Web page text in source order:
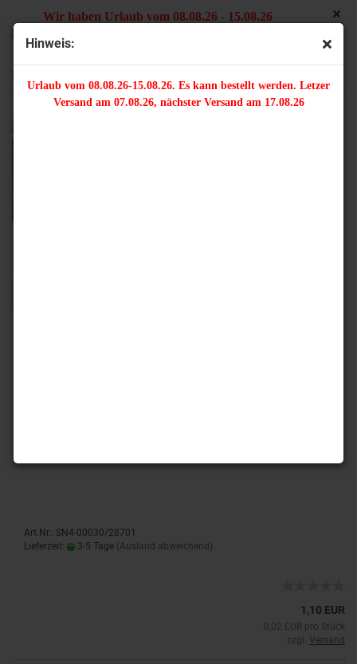
Hinweis:
Urlaub vom 08.08.26-15.08.26. Es kann bestellt werden. Letzer
Versand am 07.08.26, nächster Versand am 17.08.26
Wir haben Urlaub vom 08.08.26 - 15.08.26
Es kann bestellt werden. Letzter Versand am 07.08.26,
Sun Shapes
Art.Nr.: SN4-00030/28701
Lieferzeit:
3-5 Tage (Ausland abweichend)
1,10 EUR
0,02 EUR pro Stück
zzgl. Versand